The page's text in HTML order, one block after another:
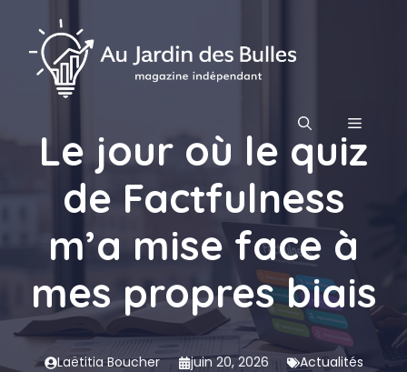
contenu
MENU
Le jour où le quiz
de Factfulness
m’a mise face à
mes propres biais
Laëtitia Boucher juin 20, 2026 Actualités